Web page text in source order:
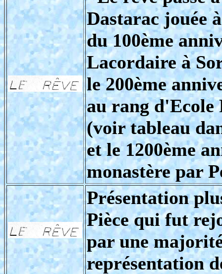
Dastarac jouée
du 100ème
Lacordaire à
le 200ème
au rang
(voir tableau
et le 1200ème
monastère par
Présentation
Pièce qui fut
par une
représentation